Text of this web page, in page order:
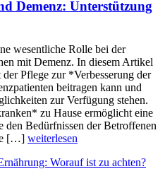
Demenz: Unterstützung
wesentliche Rolle bei der
mit Demenz. In diesem Artikel
Pflege zur *Verbesserung der
beitragen kann und
zur Verfügung stehen.
zu Hause ermöglicht eine
Bedürfnissen der Betroffenen
[…] weiterlesen